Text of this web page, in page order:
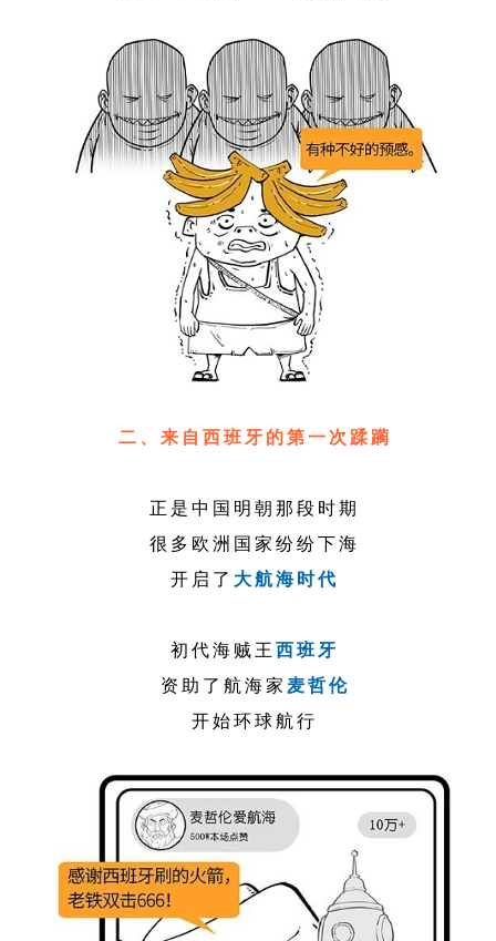
二、来自西班牙的第一次蹂躏
正是中国明朝那段时期
很多欧洲国家纷纷下海
开启了 大航海时代
初代海贼王西班牙
资助了航海家麦哲伦
开始环球航行